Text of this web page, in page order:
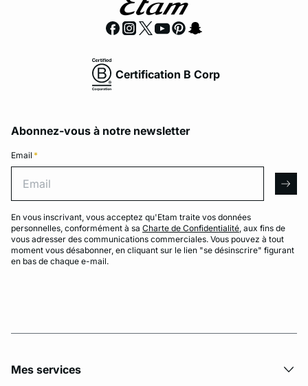
Certification B Corp
Abonnez-vous à notre newsletter
Email *
En vous inscrivant, vous acceptez qu'Etam traite vos données
personnelles, conformément à sa Charte de Confidentialité, aux fins de
vous adresser des communications commerciales. Vous pouvez à tout
moment vous désabonner, en cliquant sur le lien "se désinscrire" figurant
en bas de chaque e-mail.
Mes services